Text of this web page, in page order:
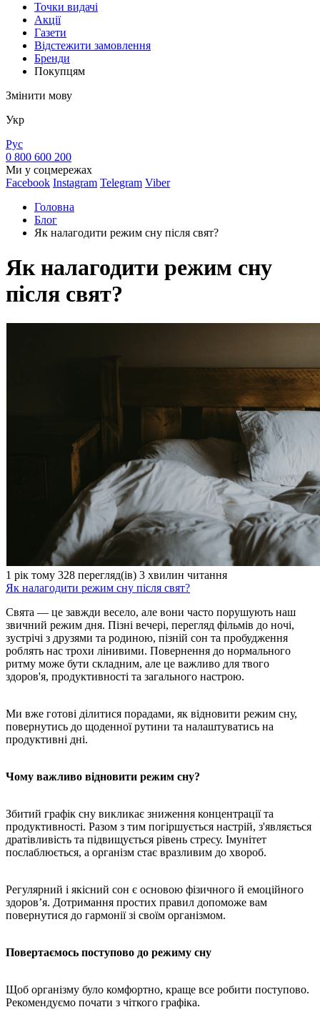
Точки видачi
Акції
Газети
Відстежити замовлення
Бренди
Покупцям
Змінити мову
Укр
Рус
0 800 600 200
Ми у соцмережах
Facebook Instagram Telegram Viber
Головна
Блог
Як налагодити режим сну після свят?
Як налагодити режим сну
після свят?
1 рік тому 328 перегляд(ів) 3 хвилин читання
Як налагодити режим сну після свят?
Свята — це завжди весело, але вони часто порушують наш
звичний режим дня. Пізні вечері, перегляд фільмів до ночі,
зустрічі з друзями та родиною, пізній сон та пробудження
роблять нас трохи лінивими. Повернення до нормального
ритму може бути складним, але це важливо для твого
здоров'я, продуктивності та загального настрою.
Ми вже готові ділитися порадами, як відновити режим сну,
повернутись до щоденної рутини та налаштуватись на
продуктивні дні.
Чому важливо відновити режим сну?
Збитий графік сну викликає зниження концентрації та
продуктивності. Разом з тим погіршується настрій, з'являється
дратівливість та підвищується рівень стресу. Імунітет
послаблюється, а організм стає вразливим до хвороб.
Регулярний і якісний сон є основою фізичного й емоційного
здоров’я. Дотримання простих правил допоможе вам
повернутися до гармонії зі своїм організмом.
Повертаємось поступово до режиму сну
Щоб організму було комфортно, краще все робити поступово.
Рекомендуємо почати з чіткого графіка.